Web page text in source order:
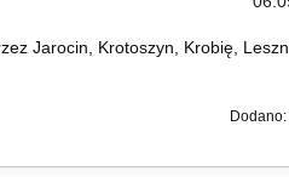
Jarocin, Krotoszyn, Krobię,